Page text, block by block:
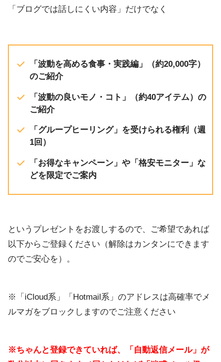
「ブログでは話しにくい内容」だけでなく
「波動を高める食事・実践編」（約20,000字）
のご紹介
「波動の良いモノ・コト」（約40アイテム）の
ご紹介
「グループヒーリング」を受けられる権利（週
1回）
「お得なキャンペーン」や「格安モニター」な
どを限定でご案内
というプレゼントをお渡しするので、ご希望であれば
以下からご登録ください（解除はカンタンにできます
のでご安心を）。
※「iCloud系」「Hotmail系」のアドレスは高確率でメ
ルマガをブロックしますのでご注意ください
※ちゃんと登録できていれば、「自動返信メール」が